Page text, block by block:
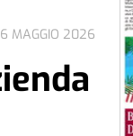
MAGGIO 2026